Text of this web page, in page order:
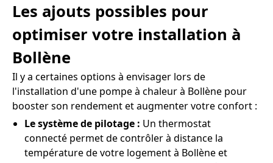
Les ajouts possibles pour
optimiser votre installation à
Bollène
Il y a certaines options à envisager lors de
l'installation d'une pompe à chaleur à Bollène pour
booster son rendement et augmenter votre confort :
Le système de pilotage : Un thermostat
connecté permet de contrôler à distance la
température de votre logement à Bollène et